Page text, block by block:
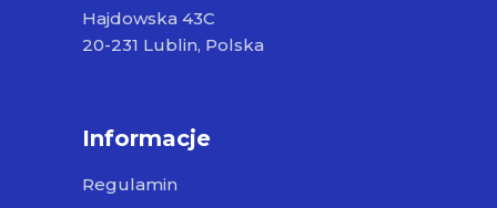
Hajdowska 43C
20-231 Lublin, Polska
Informacje
Regulamin